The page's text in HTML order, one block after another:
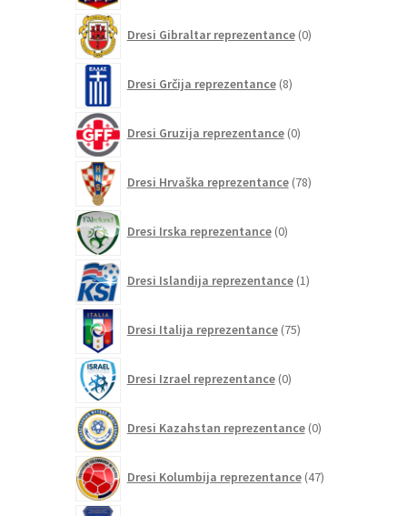
Dresi Gibraltar reprezentance 0izdelkov
Dresi Grčija reprezentance 8izdelkov
Dresi Gruzija reprezentance 0izdelkov
Dresi Hrvaška reprezentance 78izdelkov
Dresi Irska reprezentance 0izdelkov
Dresi Islandija reprezentance 1izdelek
Dresi Italija reprezentance 75izdelkov
Dresi Izrael reprezentance 0izdelkov
Dresi Kazahstan reprezentance 0izdelkov
Dresi Kolumbija reprezentance 47izdelkov